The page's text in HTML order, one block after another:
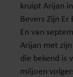
kruipt Arijan
Bevers Zijn
En van
Arijan met
die bekend is
miljoen